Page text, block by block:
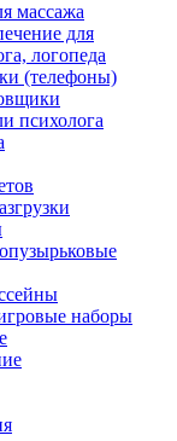
массажа
для
логопеда
(телефоны)
психолога
наборы